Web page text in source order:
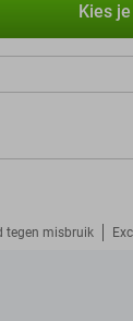
Kies
tegen misbruik